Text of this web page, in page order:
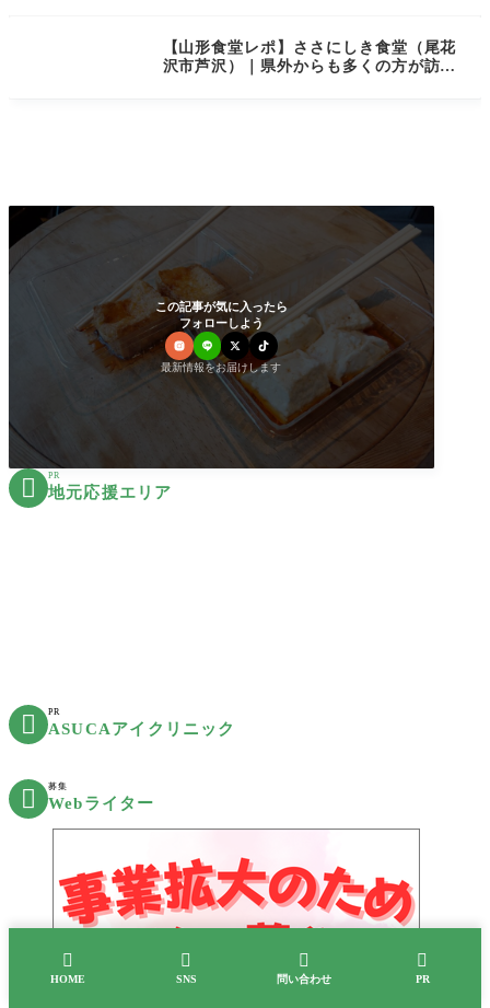
【山形食堂レポ】ささにしき食堂（尾花
沢市芦沢）｜県外からも多くの方が訪れ
この記事が気に入ったら
フォローしよう
最新情報をお届けします
 PR
地元応援エリア
 PR
ASUCAアイクリニック
 募集
Webライター

HOME

SNS

問い合わせ

PR